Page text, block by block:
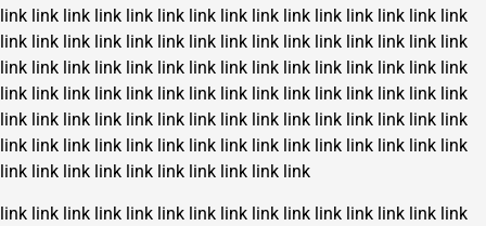
link link link link link link link link link link link link link link link
link link link link link link link link link link link link link link link
link link link link link link link link link link link link link link link
link link link link link link link link link link link link link link link
link link link link link link link link link link link link link link link
link link link link link link link link link link link link link link link
link link link link link link link link link link
link link link link link link link link link link link link link link link